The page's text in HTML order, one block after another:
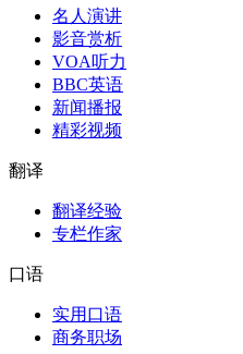
名人演讲
影音赏析
VOA听力
BBC英语
新闻播报
精彩视频
翻译
翻译经验
专栏作家
口语
实用口语
商务职场